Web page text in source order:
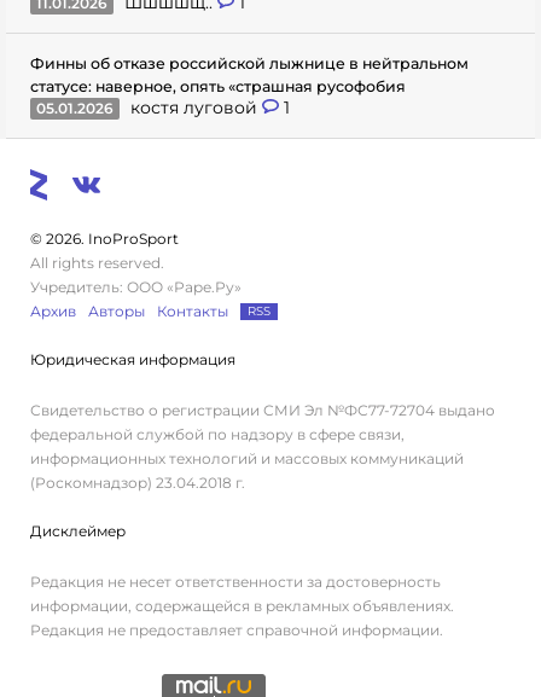
Финны об отказе российской лыжнице в нейтральном
статусе: наверное, опять «страшная русофобия
05.01.2026
костя луговой 1
© 2026. InoProSport
All rights reserved.
Учредитель: ООО «Раре.Ру»
Архив
Авторы Контакты RSS
Юридическая информация
Свидетельство о регистрации СМИ Эл №ФС77-72704 выдано
федеральной службой по надзору в сфере связи,
информационных технологий и массовых коммуникаций
(Роскомнадзор) 23.04.2018 г.
Дисклеймер
Редакция не несет ответственности за достоверность
информации, содержащейся в рекламных объявлениях.
Редакция не предоставляет справочной информации.